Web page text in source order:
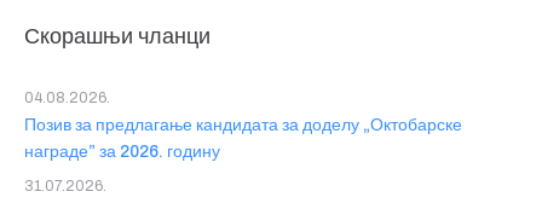
Скорашњи чланци
Позив за предлагање кандидата за доделу „Октобарске
награде” за 2026. годину
04.08.2026.
31.07.2026.